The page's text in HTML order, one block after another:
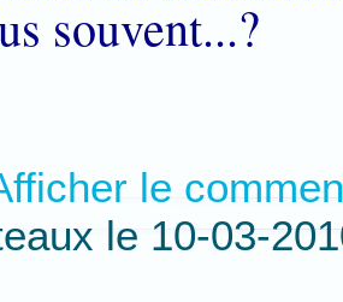
souvent...?
le
le 10-03-